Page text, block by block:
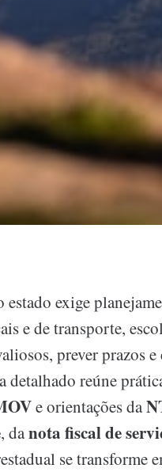
exige
e de transporte,
prever prazos
reúne
e orientações da
, danota fiscal de
se transforme